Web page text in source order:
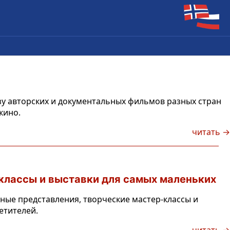
и документальных фильмов разных стран
читать →
и выставки для самых маленьких
представления, творческие мастер-классы и